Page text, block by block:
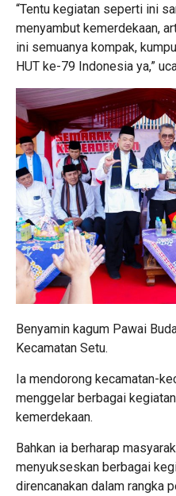
“Tentu kegiatan seperti ini
menyambut kemerdekaan,
ini semuanya kompak,
HUT ke-79 Indonesia ya,”
Benyamin kagum Pawai
Kecamatan Setu.
Ia mendorong kecamatan-
menggelar berbagai
kemerdekaan.
Bahkan ia berharap
menyukseskan berbagai
direncanakan dalam rangka